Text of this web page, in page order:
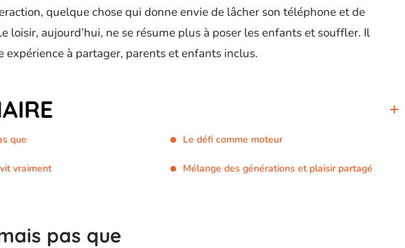
quelque chose qui donne envie de lâcher son téléphone et de
loisir, aujourd’hui, ne se résume plus à poser les enfants et souffler. Il
expérience à partager, parents et enfants inclus.
que
vraiment
Le défi comme moteur
Mélange des générations et plaisir partagé
pas que